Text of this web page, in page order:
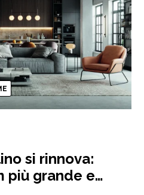
si rinnova:
più grande e